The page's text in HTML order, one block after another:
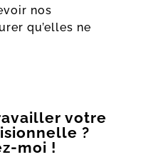
nos
qu’elles ne
votre
?
moi !